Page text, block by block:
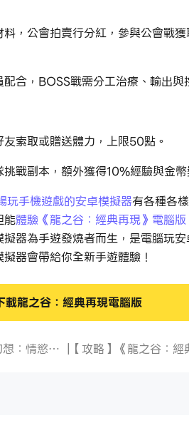
，公會拍賣行分紅，參與公會戰
合，BOSS戰需分工治療、輸出與
索取或贈送體力，上限50點。
戰副本，額外獲得10%經驗與金
手機遊戲的安卓模擬器有各種各
能體驗《龍之谷：經典再現》電腦版
器為手遊發燒者而生，是電腦玩
器會帶給你全新手遊體驗！
載龍之谷：經典再現電腦版
：情慾》
【攻略】《龍之谷：經